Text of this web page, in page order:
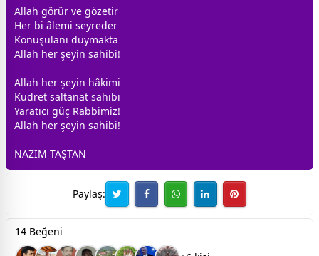
Allah görür ve gözetir
Her bi âlemi seyreder
Konuşulanı duymakta
Allah her şeyin sahibi!
Allah her şeyin hâkimi
Kudret saltanat sahibi
Yaratıcı güç Rabbimiz!
Allah her şeyin sahibi!
NAZIM TAŞTAN
Paylaş:
14 Beğeni